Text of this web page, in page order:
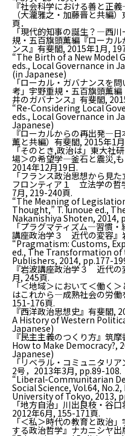
『社会科学における善と正
（大瀧雅之・加藤晋と共編
頁．
「現代的知事の誕生？—西
規・五百旗頭薫編『ローカ
ンス』有斐閣, 2015年1月,
“The Birth of a New Model
eds., Local Governance in
(in Japanese)
「ローカル・ガバナンスを
考」宇野重規・五百旗頭薫
井のガバナンス』有斐閣,
“Re-Considering Local
eds., Local Governance in
Japanese)
『ローカルからの再出発—
薫と共編）有斐閣, 2015年1
「そのとき,政治は」東大社
場＞の希望学—釜石と震災,
2014年12月19日.
「フランス政治思想から見
フロンティア１ 立法学の哲
7月, 219-240頁.
“The Meaning of
Thought,” T. Iunoue ed.,
Nakanishiya Shoten, 2014,
「プラグマティズム—習慣
講座政治学３ 近代の変容』
“Pragmatism: Customs,
ed., The Transformation of
Publishers, 2014, pp.177-
『岩波講座政治学３ 近代
月, 245頁.
「＜地域＞において＜働く
はこれから—成熟社会の労働
151-176頁.
『西洋政治思想史』有斐閣,
A History of Western
Japanese)
『民主主義のつくり方』筑
How to Make Democracy?,
Japanese)
「リベラル・コミュニタリ
2号，2013年3月, pp.89-108.
“Liberal-Communitarian
Social Science, Vol.64,
University of Tokyo, 2013,
「地方自治」川出良枝・谷
2012年6月, 155-171頁.
「＜私＞時代の教育と政治
する政治哲学』ナカニシヤ